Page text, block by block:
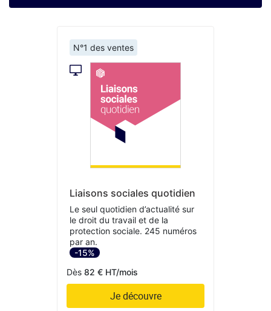
N°1 des ventes
Liaisons sociales quotidien
Le seul quotidien d’actualité sur
le droit du travail et de la
protection sociale. 245 numéros
par an.
-15%
Dès 82 € HT/mois
Je découvre